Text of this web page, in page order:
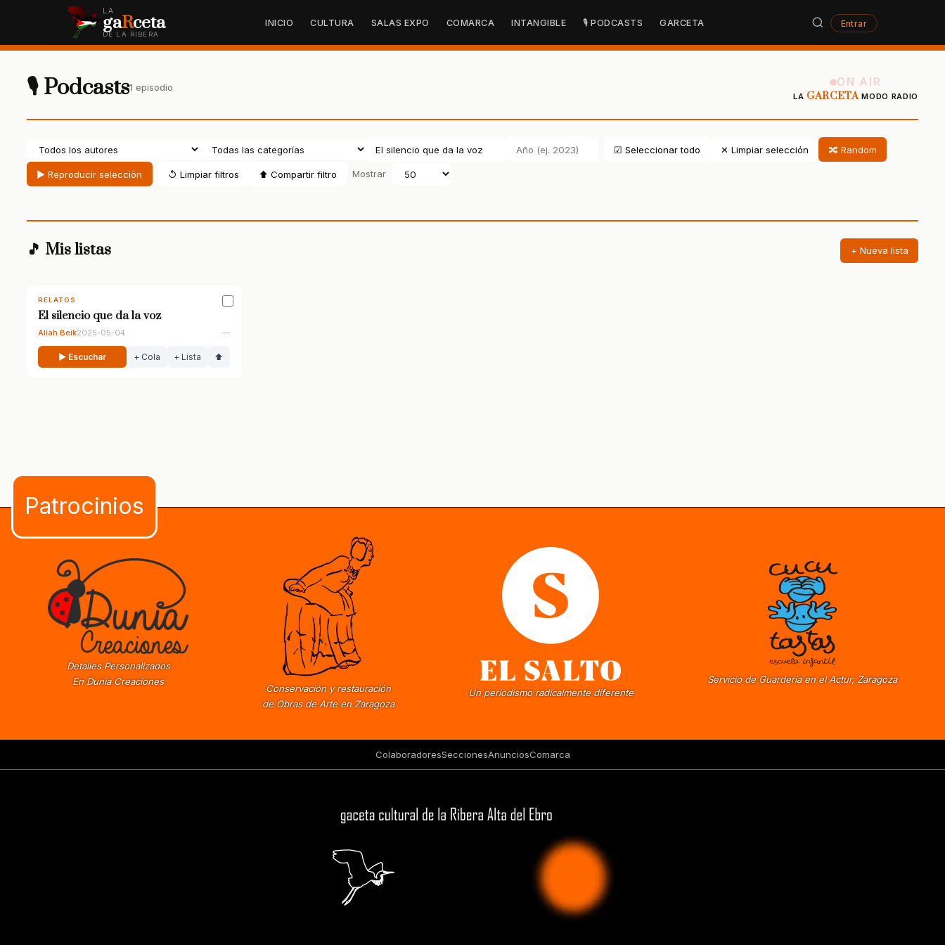
LA
gaRceta
DE LA RIBERA
INICIO CULTURA SALAS EXPO COMARCA INTANGIBLE 🎙 PODCASTS GARCETA Entrar
🎙 Podcasts1 episodio ON AIR
LA GARCETAMODO RADIO
☑ Seleccionar todo ✕ Limpiar selección 🔀 Random
▶ Reproducir selección ↺ Limpiar filtros ⬆ Compartir filtro Mostrar
🎵 Mis listas + Nueva lista
RELATOS
El silencio que da la voz
Aliah Beik2025-05-04 —
▶ Escuchar + Cola + Lista ⬆
Detalles Personalizados
En Dunia Creaciones
Conservación y restauración
de Obras de Arte en Zaragoza
Un periodismo radicalmente diferente
Servicio de Guardería en el Actur, Zaragoza
ColaboradoresSeccionesAnunciosComarca